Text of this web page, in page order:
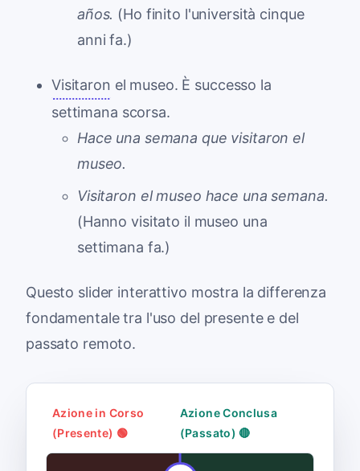
años. (Ho finito l'università cinque
anni fa.)
Visitaron el museo. È successo la
settimana scorsa.
Hace una semana que visitaron el
museo.
Visitaron el museo hace una semana.
(Hanno visitato il museo una
settimana fa.)
Questo slider interattivo mostra la differenza
fondamentale tra l'uso del presente e del
passato remoto.
Azione in Corso
(Presente) 🟢
Azione Conclusa
(Passato) 🔴